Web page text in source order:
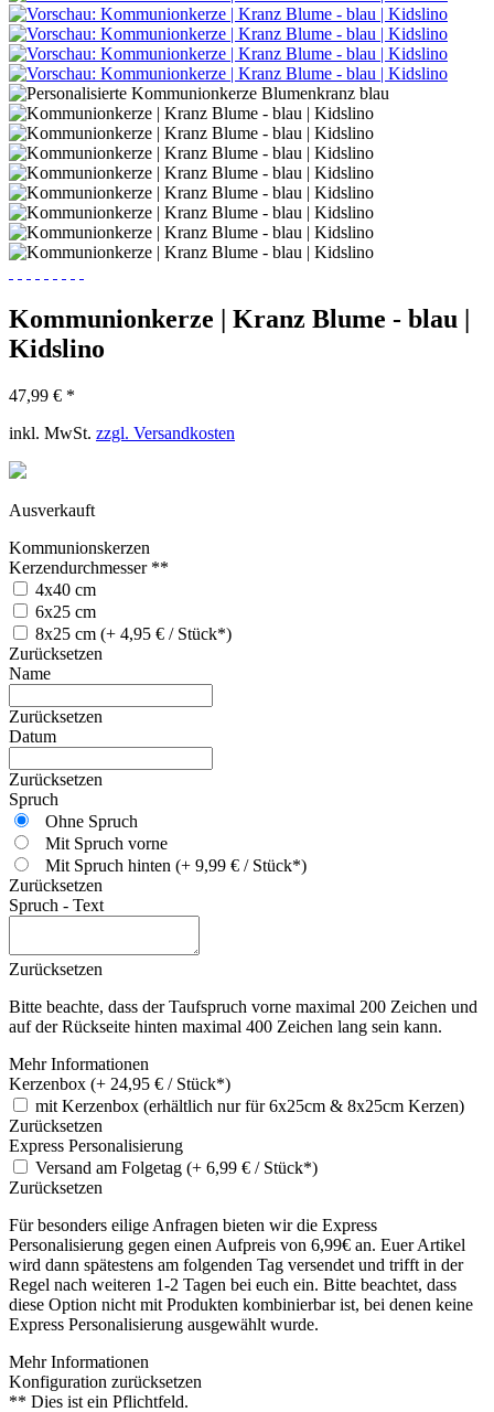
Kommunionkerze | Kranz Blume - blau |
Kidslino
47,99 € *
inkl. MwSt. zzgl. Versandkosten
Ausverkauft
Kommunionskerzen
Kerzendurchmesser **
4x40 cm
6x25 cm
8x25 cm (+ 4,95 € / Stück*)
Zurücksetzen
Name
Zurücksetzen
Datum
Zurücksetzen
Spruch
Ohne Spruch
Mit Spruch vorne
Mit Spruch hinten (+ 9,99 € / Stück*)
Zurücksetzen
Spruch - Text
Zurücksetzen
Bitte beachte, dass der Taufspruch vorne maximal 200 Zeichen und
auf der Rückseite hinten maximal 400 Zeichen lang sein kann.
Mehr Informationen
Kerzenbox (+ 24,95 € / Stück*)
mit Kerzenbox (erhältlich nur für 6x25cm & 8x25cm Kerzen)
Zurücksetzen
Express Personalisierung
Versand am Folgetag (+ 6,99 € / Stück*)
Zurücksetzen
Für besonders eilige Anfragen bieten wir die Express
Personalisierung gegen einen Aufpreis von 6,99€ an. Euer Artikel
wird dann spätestens am folgenden Tag versendet und trifft in der
Regel nach weiteren 1-2 Tagen bei euch ein. Bitte beachtet, dass
diese Option nicht mit Produkten kombinierbar ist, bei denen keine
Express Personalisierung ausgewählt wurde.
Mehr Informationen
Konfiguration zurücksetzen
** Dies ist ein Pflichtfeld.